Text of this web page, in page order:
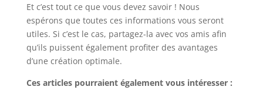
Et c’est tout ce que vous devez savoir ! Nous
espérons que toutes ces informations vous seront
utiles. Si c’est le cas, partagez-la avec vos amis afin
qu’ils puissent également profiter des avantages
d’une création optimale.
Ces articles pourraient également vous intéresser :